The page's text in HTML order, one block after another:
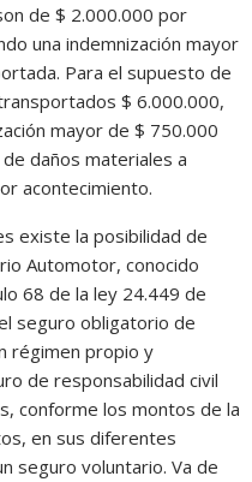
de $ 2.000.000 por
una indemnización mayor
Para el supuesto de
$ 6.000.000,
mayor de $ 750.000
daños materiales a
acontecimiento.
existe la posibilidad de
Automotor, conocido
68 de la ley 24.449 de
seguro obligatorio de
régimen propio y
de responsabilidad civil
conforme los montos de la
en sus diferentes
seguro voluntario. Va de